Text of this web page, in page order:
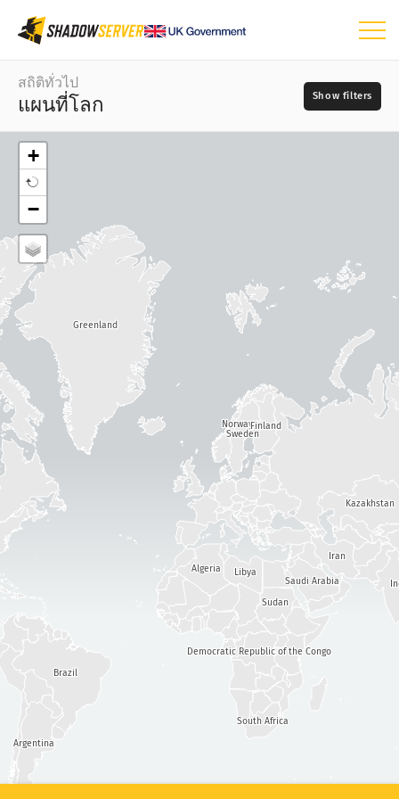
แดชบอร์ด
สถิติทั่วไป
แผนที่ภูมิภาค
แผนที่เปรียบเทียบ
แผนภาพต้นไม้
อนุกรมเวลา
สถิติจากอุปกรณ์ IoT
Attack statistics: Vulnerabilities
Attack statistics: Devices
วิธีใช้
สถิติทั่วไป
แผนที่โลก
วัน
ประเภทแผนที่
แหล่งที่มา
?
ความร้ายแรง
แท็ก
for ประชากร/GDP
ชุดข้อมูล
Argentina
Democratic Republic of the Congo
South Africa
Kazakhstan
Brazil
Norway
Sweden
Finland
Libya
Sudan
Iran
Saudi Arabia
Algeria
Greenland
+
−